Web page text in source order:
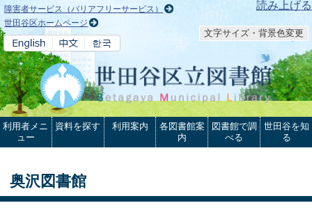
本文へ 読み上げる
障害者サービス（バリアフリーサービス）
世田谷区ホームページ
文字サイズ・背景色変更
利用者メニ
ュー
資料を探す 利用案内
各図書館案
内
図書館で調
べる
世田谷を知
る
奥沢図書館